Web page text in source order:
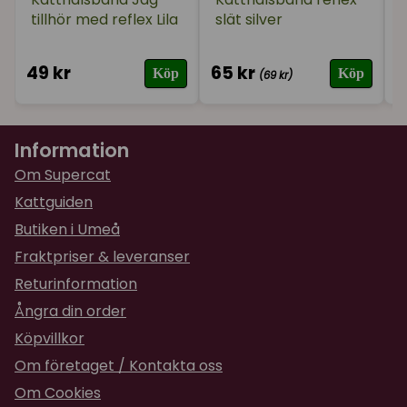
Vera ★
tillhör med reflex Lila
49 kr Köp
slät silver
65 kr (69 kr) Köp
Information
Om Supercat
Kattguiden
Butiken i Umeå
Fraktpriser & leveranser
Returinformation
Ångra din order
Köpvillkor
Om företaget / Kontakta oss
Om Cookies